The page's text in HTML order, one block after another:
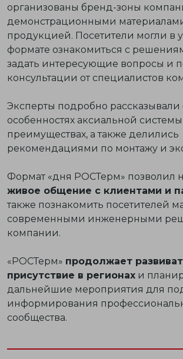
организованы бренд-зоны
демонстрационными
продукцией. Посетители могли в
формате ознакомиться с
задать интересующие вопросы и
консультации от специалистов
Эксперты подробно рассказывали
особенностях аксиальной системы
преимуществах, а также делились
рекомендациями по монтажу и
Формат «дня РОСТерм» позволил
живое общение с клиентами и
также познакомить посетителей
современными инженерными
компании.
«РОСТерм» продолжает
присутствие в регионах и
дальнейшие мероприятия для
информирования
сообщества.